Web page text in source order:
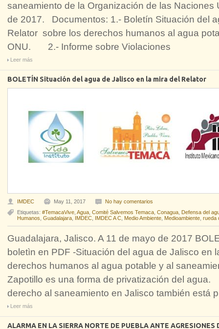
saneamiento de la Organización de las Naciones
de 2017. Documentos: 1.- Boletín Situación del
Relator sobre los derechos humanos al agua
ONU. 2.- Informe sobre Violaciones
Leer más
BOLETÍN Situación del agua de Jalisco en la mira del Relator
IMDEC May 11, 2017
No hay comentarios
Etiquetas: #TemacaVive Agua Comité Salvemos Temaca Conagua Defensa del
Humanos Guadalajara IMDEC IMDEC A C Medio Ambiente Medioambiente rueda
Guadalajara, Jalisco. A 11 de mayo de 2017
boletìn en PDF -Situación del agua de Jalisco en
derechos humanos al agua potable y al
Zapotillo es una forma de
derecho al saneamiento en Jalisco también está
Leer más
ALARMA EN LA SIERRA NORTE DE PUEBLA ANTE